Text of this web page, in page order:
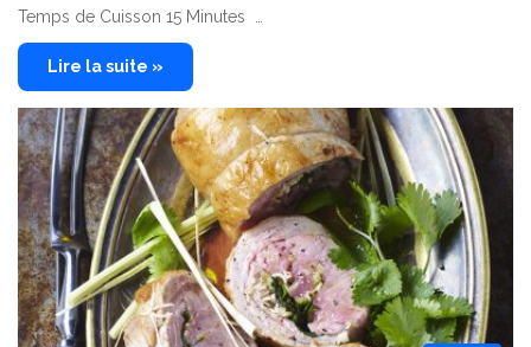
Temps de Cuisson 15 Minutes …
Lire la suite »